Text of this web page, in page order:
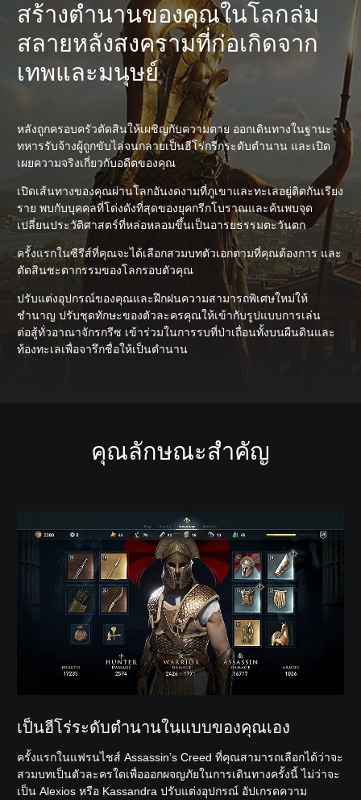
สร้างตำนานของคุณในโลกล่ม
สลายหลังสงครามที่ก่อเกิดจาก
เทพและมนุษย์
หลังถูกครอบครัวตัดสินให้เผชิญกับความตาย ออกเดินทางในฐานะ
ทหารรับจ้างผู้ถูกขับไล่จนกลายเป็นฮีโร่กรีกระดับตำนาน และเปิด
เผยความจริงเกี่ยวกับอดีตของคุณ
เปิดเส้นทางของคุณผ่านโลกอันงดงามที่ภูเขาและทะเลอยู่ติดกันเรียง
ราย พบกับบุคคลที่โด่งดังที่สุดของยุคกรีกโบราณและค้นพบจุด
เปลี่ยนประวัติศาสตร์ที่หล่อหลอมขึ้นเป็นอารยธรรมตะวันตก
ครั้งแรกในซีรีส์ที่คุณจะได้เลือกสวมบทตัวเอกตามที่คุณต้องการ และ
ตัดสินชะตากรรมของโลกรอบตัวคุณ
ปรับแต่งอุปกรณ์ของคุณและฝึกฝนความสามารถพิเศษใหม่ให้
ชำนาญ ปรับชุดทักษะของตัวละครคุณให้เข้ากับรูปแบบการเล่น
ต่อสู้ทั่วอาณาจักรกรีซ เข้าร่วมในการรบที่ป่าเถื่อนทั้งบนผืนดินและ
ท้องทะเลเพื่อจารึกชื่อให้เป็นตำนาน
คุณลักษณะสำคัญ
เป็นฮีโร่ระดับตำนานในแบบของคุณเอง
ครั้งแรกในแฟรนไชส์ Assassin’s Creed ที่คุณสามารถเลือกได้ว่าจะ
สวมบทเป็นตัวละครใดเพื่อออกผจญภัยในการเดินทางครั้งนี้ ไม่ว่าจะ
เป็น Alexios หรือ Kassandra ปรับแต่งอุปกรณ์ อัปเกรดความ